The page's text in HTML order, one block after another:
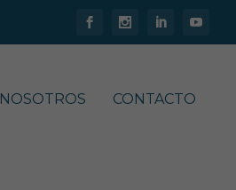
NOSOTROS CONTACTO